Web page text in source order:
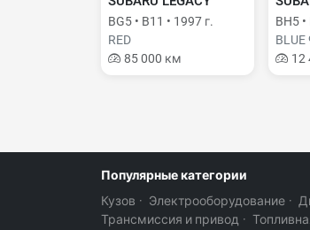
BG5 • B11 • 1997 г.
RED
85 000 км
BH5 •
BLUE
12
Популярные категории
Кузов · Электрооборудование ·
Трансмиссия и привод ·